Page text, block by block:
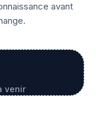
avant
venir